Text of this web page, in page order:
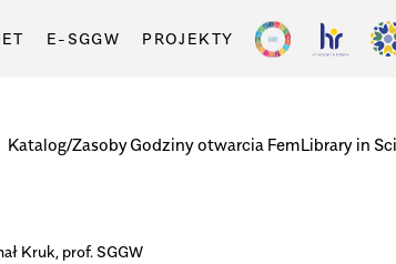
E-SGGW PROJEKTY
Katalog/ZasobyGodziny otwarcia FemLibrary in
Kruk, prof. SGGW